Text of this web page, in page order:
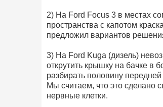
2) На Ford Focus 3 в местах
пространства с капотом
предложил вариантов
3) На Ford Kuga (дизель)
открутить крышку на бачке в
разбирать половину
Мы считаем, что это сделано
нервные клетки.